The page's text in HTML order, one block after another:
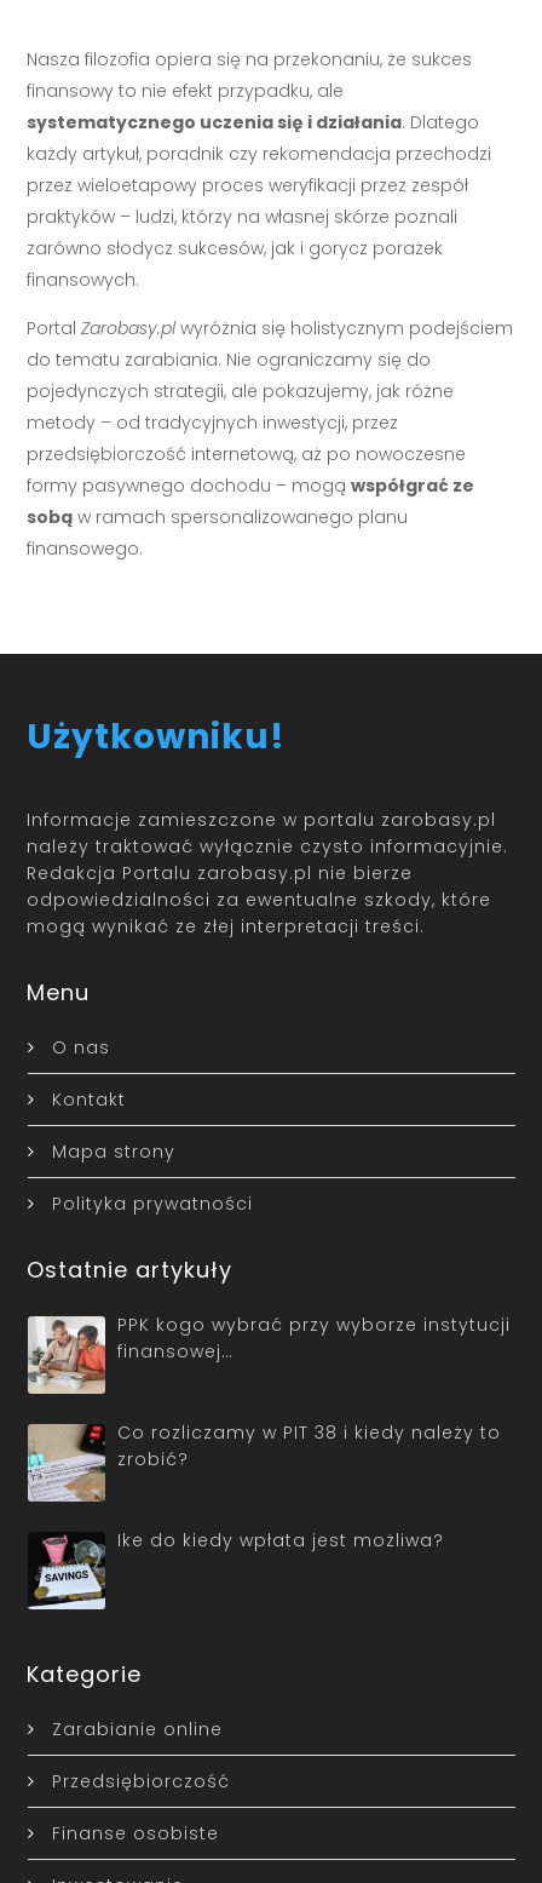
Nasza filozofia opiera się na przekonaniu, że sukces
finansowy to nie efekt przypadku, ale
systematycznego uczenia się i działania. Dlatego
każdy artykuł, poradnik czy rekomendacja przechodzi
przez wieloetapowy proces weryfikacji przez zespół
praktyków – ludzi, którzy na własnej skórze poznali
zarówno słodycz sukcesów, jak i gorycz porażek
finansowych.
PortalZarobasy.pl wyróżnia się holistycznym podejściem
do tematu zarabiania. Nie ograniczamy się do
pojedynczych strategii, ale pokazujemy, jak różne
metody – od tradycyjnych inwestycji, przez
przedsiębiorczość internetową, aż po nowoczesne
formy pasywnego dochodu – mogąwspółgrać ze
sobą w ramach spersonalizowanego planu
finansowego.
Użytkowniku!
Informacje zamieszczone w portalu zarobasy.pl
należy traktować wyłącznie czysto informacyjnie.
Redakcja Portalu zarobasy.pl nie bierze
odpowiedzialności za ewentualne szkody, które
mogą wynikać ze złej interpretacji treści.
Menu
O nas
Kontakt
Mapa strony
Polityka prywatności
Ostatnie artykuły
PPK kogo wybrać przy wyborze instytucji
finansowej…
Co rozliczamy w PIT 38 i kiedy należy to
zrobić?
Ike do kiedy wpłata jest możliwa?
Kategorie
Zarabianie online
Przedsiębiorczość
Finanse osobiste